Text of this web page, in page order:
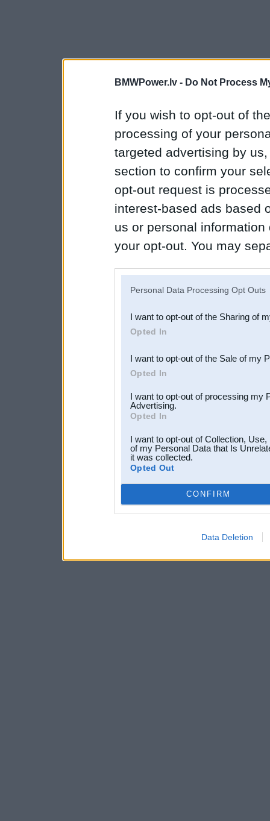
BMWPower.lv - Do Not Process
If you wish to opt-out of
processing of your
targeted advertising by
section to confirm your
opt-out request is
interest-based ads based
us or personal
your opt-out. You may
Downstream Participants
third parties.
Personal Data Processing Opt Outs
I want to opt-out of the Sharing of
Opted In
I want to opt-out of the Sale of my
Opted In
I want to opt-out of processing my
Advertising.
Opted In
I want to opt-out of Collection,
of my Personal Data that Is
it was collected.
Opted Out
CONFIRM
Data Deletion